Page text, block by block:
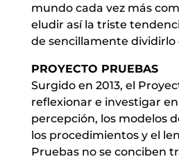
mundo cada vez más
eludir así la triste
de sencillamente dividirlo
PROYECTO PRUEBAS
Surgido en 2013, el
reflexionar e investigar
percepción, los modelos
los procedimientos y el
Pruebas no se conciben